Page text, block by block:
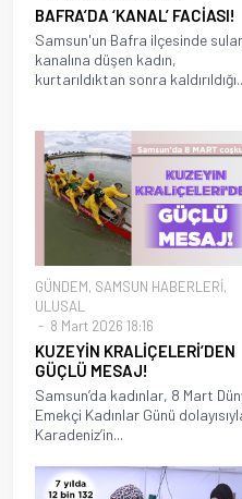
BAFRA’DA ‘KANAL’ FACİASI!
Samsun'un Bafra ilçesinde
kanalına düşen kadın,
kurtarıldıktan sonra
GÜNDEM, SAMSUN HABERLERİ,
ULUSAL
8 Mart 2026 18:16
KUZEYİN KRALİÇELERİ’DEN
GÜÇLÜ MESAJ!
Samsun’da kadınlar, 8 Mart
Emekçi Kadınlar Günü
Karadeniz’in...